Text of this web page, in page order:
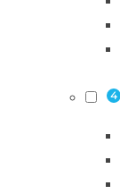
4